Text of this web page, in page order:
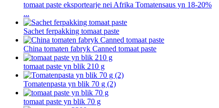
tomaat paste eksportearje nei Afrika Tomatensaus yn 18-20%
...
Sachet ferpakking tomaat paste
China tomaten fabryk Canned tomaat paste
tomaat paste yn blik 210 g
Tomatenpasta yn blik 70 g (2)
tomaat paste yn blik 70 g